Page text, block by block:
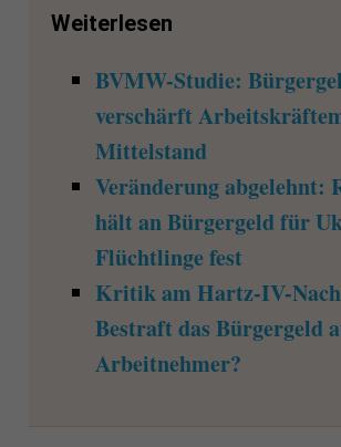
Weiterlesen
BVMW-Studie:
verschärft
Mittelstand
Veränderung abgelehnt:
hält an Bürgergeld für
Flüchtlinge fest
Kritik am Hartz-IV-
Bestraft das Bürgergeld
Arbeitnehmer?